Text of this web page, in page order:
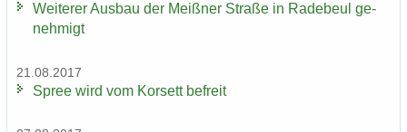
Wei­te­rer Aus­bau der Meiß­ner Stra­ße in Ra­de­beul ge­
neh­migt
21.08.2017
Spree wird vom Kor­sett be­freit